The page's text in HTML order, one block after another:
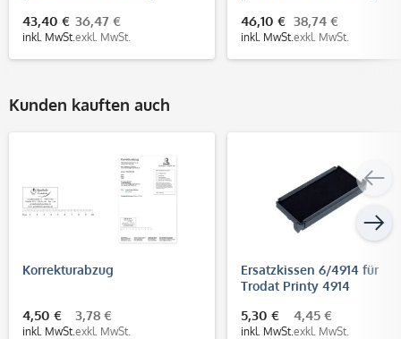
43,40 €
inkl. MwSt.
36,47 €
exkl. MwSt.
46,10 €
inkl. MwSt.
38,74 €
exkl. MwSt.
Kunden kauften auch
Korrekturabzug
4,50 €
inkl. MwSt.
3,78 €
exkl. MwSt.
Ersatzkissen 6/4914 für
Trodat Printy 4914
5,30 €
inkl. MwSt.
4,45 €
exkl. MwSt.